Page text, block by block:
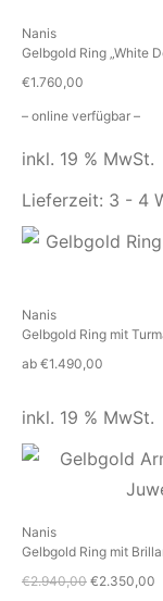
Nanis
Gelbgold Ring „White
€1.760,00
– online verfügbar –
inkl. 19 % MwSt.
Lieferzeit: 3 - 4
Nanis
Gelbgold Ring mit
ab €1.490,00
inkl. 19 % MwSt.
Nanis
Gelbgold Ring mit
€2.940,00 €2.350,00